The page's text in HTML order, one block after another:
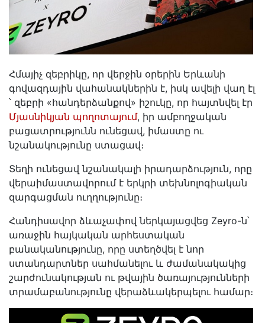
Հմայիչ զեբրիկը, որ վերջին օրերին Երևանի
գովազդային վահանակներին է, իսկ ավելի վաղ էլ
՝ զեբրի «հանդերձանքով» իշուկը, որ հայտնվել էր
Մյասնիկյան պողոտայում, իր ամբողջական
բացատրությունն ունեցավ, իմաստը ու
նշանակությունը ստացավ։
Տեղի ունեցավ նշանակալի իրադարձություն, որը
վերաիմաստավորում է երկրի տեխնոլոգիական
զարգացման ուղղությունը։
Հանդիսավոր ձևաչափով ներկայացվեց Zeyro-ն՝
առաջին հայկական արհեստական
բանականությունը, որը ստեղծվել է նոր
ստանդարտներ սահմանելու և ժամանակակից
շարժունակության ու թվային ծառայությունների
տրամաբանությունը վերաձևակերպելու համար։